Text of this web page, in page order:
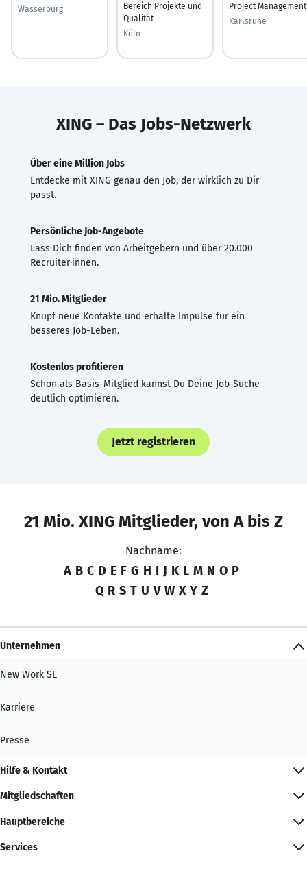
Wasserburg
Bereich Projekte und
Qualität
Köln
Project Management
Karlsruhe
XING – Das Jobs-Netzwerk
Über eine Million Jobs
Entdecke mit XING genau den Job, der wirklich zu Dir
passt.
Persönliche Job-Angebote
Lass Dich finden von Arbeitgebern und über 20.000
Recruiter·innen.
21 Mio. Mitglieder
Knüpf neue Kontakte und erhalte Impulse für ein
besseres Job-Leben.
Kostenlos profitieren
Schon als Basis-Mitglied kannst Du Deine Job-Suche
deutlich optimieren.
Jetzt registrieren
21 Mio. XING Mitglieder, von A bis Z
Nachname:
A B C D E F G H I J K L M N O P
Q R S T U V W X Y Z
Unternehmen
New Work SE
Karriere
Presse
Hilfe & Kontakt
Mitgliedschaften
Hauptbereiche
Services